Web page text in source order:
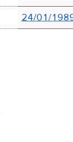
24/01/